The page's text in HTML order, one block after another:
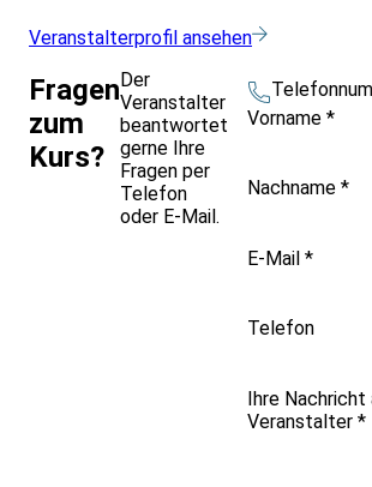
Veranstalterprofil ansehen
Fragen
zum
Kurs?
Der
Veranstalter
beantwortet
gerne Ihre
Fragen per
Telefon
oder E-Mail.
Vorname *
Nachname *
E-Mail *
Telefon
Ihre Nachricht
Veranstalter *